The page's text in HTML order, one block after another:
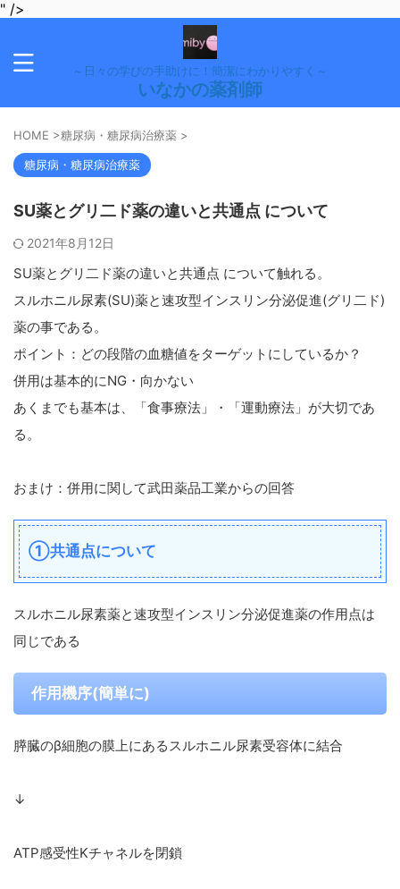
" />
～日々の学びの手助けに！簡潔にわかりやすく～
いなかの薬剤師
HOME >糖尿病・糖尿病治療薬 >
糖尿病・糖尿病治療薬
SU薬とグリ二ド薬の違いと共通点 について
2021年8月12日
SU薬とグリ二ド薬の違いと共通点 について触れる。
スルホニル尿素(SU)薬と速攻型インスリン分泌促進(グリ二ド)
薬の事である。
ポイント：どの段階の血糖値をターゲットにしているか？
併用は基本的にNG・向かない
あくまでも基本は、「食事療法」・「運動療法」が大切であ
る。
おまけ：併用に関して武田薬品工業からの回答
①共通点について
スルホニル尿素薬と速攻型インスリン分泌促進薬の作用点は
同じである
作用機序(簡単に)
膵臓のβ細胞の膜上にあるスルホニル尿素受容体に結合
↓
ATP感受性Kチャネルを閉鎖